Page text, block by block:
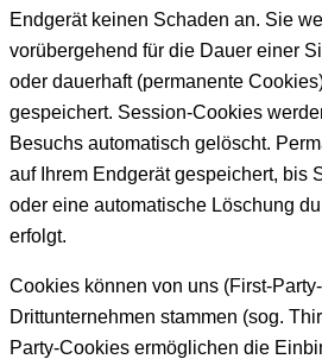
Endgerät keinen Schaden an. Sie
vorübergehend für die Dauer einer
oder dauerhaft (permanente
gespeichert. Session-Cookies
Besuchs automatisch gelöscht.
auf Ihrem Endgerät gespeichert, bis
oder eine automatische Löschung
erfolgt.
Cookies können von uns (First-
Drittunternehmen stammen (sog.
Party-Cookies ermöglichen die